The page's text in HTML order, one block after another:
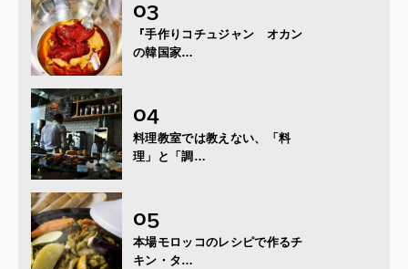
『手作りコチュジャン オカン
の韓国家…
料理教室では教えない、「料
理」と「調…
本場モロッコのレシピで作るチ
キン・タ…